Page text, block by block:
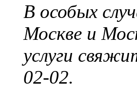
В особых
Москве и
услуги
02-02.